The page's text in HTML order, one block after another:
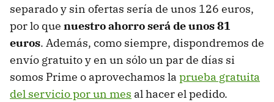
separado y sin ofertas sería de unos 126 euros,
por lo que nuestro ahorro será de unos 81
euros. Además, como siempre, dispondremos de
envío gratuito y en un sólo un par de días si
somos Prime o aprovechamos la prueba gratuita
del servicio por un mes al hacer el pedido.